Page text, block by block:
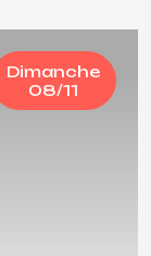
Dimanche
08/11